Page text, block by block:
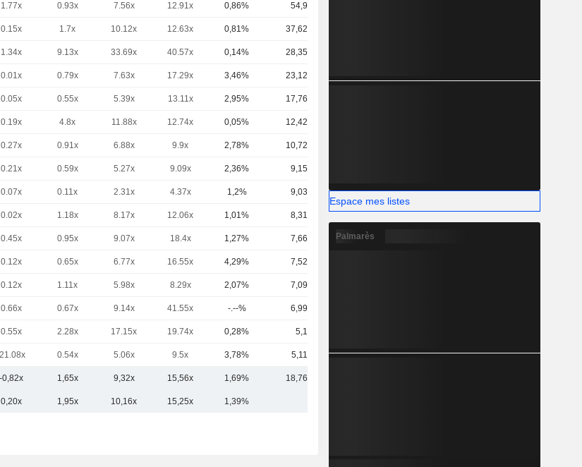
1.77x 0.93x 7.56x 12.91x 0,86% 54,9 Md
0.15x 1.7x 10.12x 12.63x 0,81% 37,62 Md
1.34x 9.13x 33.69x 40.57x 0,14% 28,35 Md
0.01x 0.79x 7.63x 17.29x 3,46% 23,12 Md
0.05x 0.55x 5.39x 13.11x 2,95% 17,76 Md
0.19x 4.8x 11.88x 12.74x 0,05% 12,42 Md
0.27x 0.91x 6.88x 9.9x 2,78% 10,72 Md
0.21x 0.59x 5.27x 9.09x 2,36% 9,15 Md
0.07x 0.11x 2.31x 4.37x 1,2% 9,03 Md
0.02x 1.18x 8.17x 12.06x 1,01% 8,31 Md
0.45x 0.95x 9.07x 18.4x 1,27% 7,66 Md
0.12x 0.65x 6.77x 16.55x 4,29% 7,52 Md
0.12x 1.11x 5.98x 8.29x 2,07% 7,09 Md
0.66x 0.67x 9.14x 41.55x -.--% 6,99 Md
0.55x 2.28x 17.15x 19.74x 0,28% 5,1 Md
0.54x 5.06x 9.5x 3,78% 5,11 Md
-0,82x 1,65x 9,32x 15,56x 1,69% 18,76 Md
0,20x 1,95x 10,16x 15,25x 1,39%
Espace mes listes
Palmarès